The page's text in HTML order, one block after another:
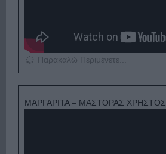
Παρακαλώ Περιμένετε...
ΜΑΡΓΑΡΙΤΑ – ΜΑΣΤΟΡΑΣ ΧΡΗΣΤΟΣ